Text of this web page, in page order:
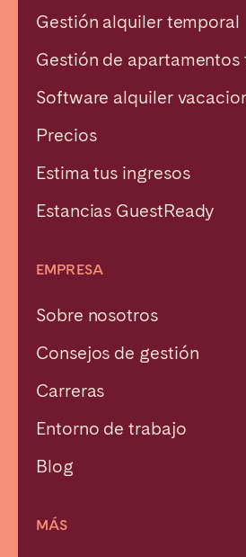
Gestión alquiler temporal
Gestión de
Software alquiler
Precios
Estima tus ingresos
Estancias GuestReady
EMPRESA
Sobre nosotros
Consejos de gestión
Carreras
Entorno de trabajo
Blog
MÁS